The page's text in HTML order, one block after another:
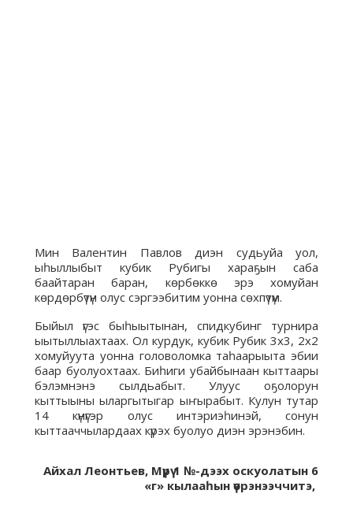
Мин Валентин Павлов диэн судьуйа уол,
ыһыллыбыт кубик Рубигы хараҕын саба
баайтаран баран, көрбөккө эрэ хомуйан
көрдөрбүтүн олус сэргээбитим уонна сөхпүтүм.
Быйыл үгэс быһыытынан, спидкубинг турнира
ыытыллыахтаах. Ол курдук, кубик Рубик 3х3, 2х2
хомуйуута уонна головоломка таһаарыыта эбии
баар буолуохтаах. Биһиги убайбынаан кыттаары
бэлэмнэнэ сылдьабыт. Улуус оҕолорун
кыттыыны ыларгытыгар ыҥырабыт. Кулун тутар
14 күнүгэр олус интэриэһинэй, сонун
кыттааччылардаах күрэх буолуо диэн эрэнэбин.
Айхал Леонтьев, Мүрү 1 №-дээх оскуолатын 6
«г» кылааһын үөрэнээччитэ,